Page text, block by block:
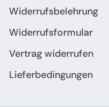
Widerrufsbelehrung
Widerrufsformular
Vertrag widerrufen
Lieferbedingungen